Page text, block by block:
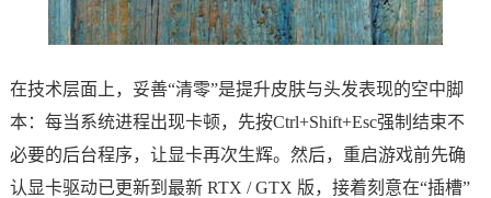
在技术层面上，妥善“清零”是提升皮肤与头发表现的空中脚
本：每当系统进程出现卡顿，先按Ctrl+Shift+Esc强制结束不
必要的后台程序，让显卡再次生辉。然后，重启游戏前先确
认显卡驱动已更新到最新 RTX / GTX 版，接着刻意在“插槽”